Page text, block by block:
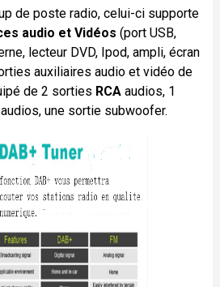
de poste radio, celui-ci supporte
audio et Vidéos (port USB,
lecteur DVD, Ipod, ampli, écran
auxiliaires audio et vidéo de
de 2 sorties RCA audios, 1
une sortie subwoofer.